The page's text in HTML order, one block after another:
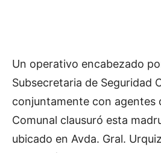
Un operativo encabezado
Subsecretaria de Seguridad
conjuntamente con agentes
Comunal clausuró esta
ubicado en Avda. Gral.